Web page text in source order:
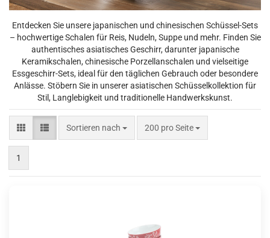
Entdecken Sie unsere japanischen und chinesischen Schüssel-Sets
– hochwertige Schalen für Reis, Nudeln, Suppe und mehr. Finden Sie
authentisches asiatisches Geschirr, darunter japanische
Keramikschalen, chinesische Porzellanschalen und vielseitige
Essgeschirr-Sets, ideal für den täglichen Gebrauch oder besondere
Anlässe. Stöbern Sie in unserer asiatischen Schüsselkollektion für
Stil, Langlebigkeit und traditionelle Handwerkskunst.
Sortieren nach
Sortieren nach 200 pro Seite
pro Seite
1